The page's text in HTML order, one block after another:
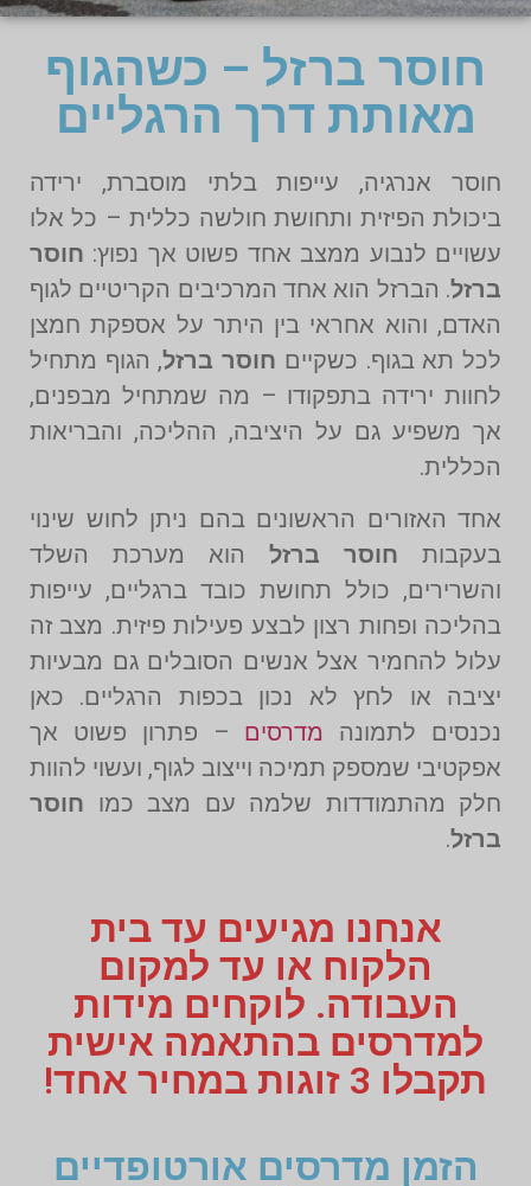
חוסר ברזל – כשהגוף
מאותת דרך הרגליים
חוסר אנרגיה, עייפות בלתי מוסברת, ירידה
ביכולת הפיזית ותחושת חולשה כללית – כל אלו
עשויים לנבוע ממצב אחד פשוט אך נפוץ: חוסר
ברזל. הברזל הוא אחד המרכיבים הקריטיים לגוף
האדם, והוא אחראי בין היתר על אספקת חמצן
לכל תא בגוף. כשקיים חוסר ברזל, הגוף מתחיל
לחוות ירידה בתפקודו – מה שמתחיל מבפנים,
אך משפיע גם על היציבה, ההליכה, והבריאות
הכללית.
אחד האזורים הראשונים בהם ניתן לחוש שינוי
בעקבות חוסר ברזל הוא מערכת השלד
והשרירים, כולל תחושת כובד ברגליים, עייפות
בהליכה ופחות רצון לבצע פעילות פיזית. מצב זה
עלול להחמיר אצל אנשים הסובלים גם מבעיות
יציבה או לחץ לא נכון בכפות הרגליים. כאן
נכנסים לתמונה מדרסים – פתרון פשוט אך
אפקטיבי שמספק תמיכה וייצוב לגוף, ועשוי להוות
חלק מהתמודדות שלמה עם מצב כמו חוסר
ברזל.
אנחנו מגיעים עד בית
הלקוח או עד למקום
העבודה. לוקחים מידות
למדרסים בהתאמה אישית
תקבלו 3 זוגות במחיר אחד!
הזמן מדרסים אורטופדיים